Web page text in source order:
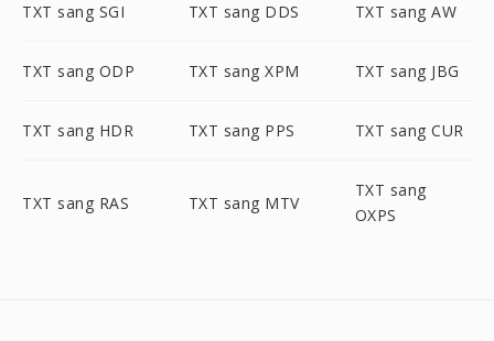
TXT sang SGI TXT sang DDS TXT sang AW
TXT sang ODP TXT sang XPM TXT sang JBG
TXT sang HDR TXT sang PPS TXT sang CUR
TXT sang RAS TXT sang MTV
TXT sang
OXPS